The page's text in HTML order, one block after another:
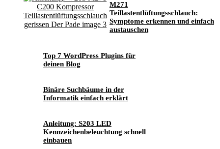
M271
Teillastentlüftungsschlauch:
Symptome erkennen und einfach
austauschen
Top 7 WordPress Plugins für
deinen Blog
Binäre Suchbäume in der
Informatik einfach erklärt
Anleitung: S203 LED
Kennzeichenbeleuchtung schnell
einbauen